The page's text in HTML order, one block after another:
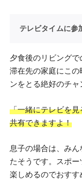
テレビタイムに参
夕食後のリビング
滞在先の家庭にこ
ンをとる絶好のチャ
「一緒にテレビを
共有できますよ！
息子の場合は、み
たそうです。スポ
楽しめるのでおす